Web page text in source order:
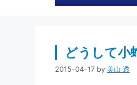
どうして小
2015-04-17 by 美山 透